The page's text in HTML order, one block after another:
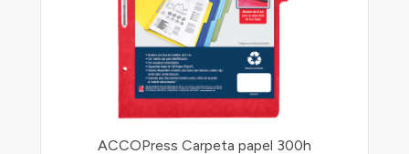
ACCOPress Carpeta papel 300h